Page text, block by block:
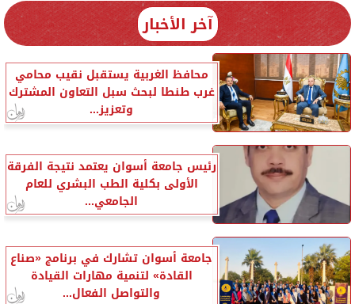
آخر الأخبار
محافظ الغربية يستقبل نقيب محامي
غرب طنطا لبحث سبل التعاون المشترك
وتعزيز...
رئيس جامعة أسوان يعتمد نتيجة الفرقة
الأولى بكلية الطب البشري للعام
الجامعي...
جامعة أسوان تشارك في برنامج «صناع
القادة» لتنمية مهارات القيادة
والتواصل الفعال...